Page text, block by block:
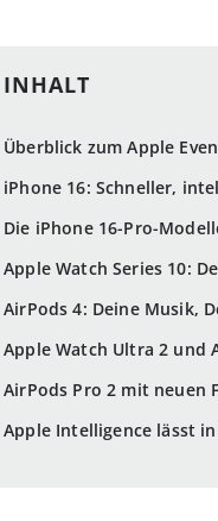
Überblick zum Apple
iPhone 16: Schneller,
Die iPhone 16-Pro-
Apple Watch Series 10:
AirPods 4: Deine Musik,
Apple Watch Ultra 2 und
AirPods Pro 2 mit neuen
Apple Intelligence lässt